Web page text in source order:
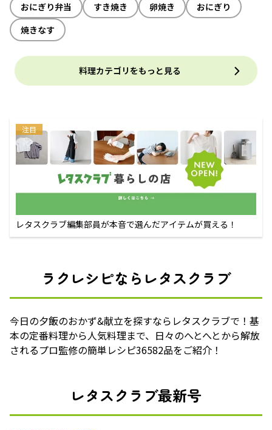
おにぎり弁当
すき焼き 卵焼き
おにぎり
焼きなす
料理カテゴリをもっと見る
注目
レタスクラブ編集部員が本音で選んだアイテムが買える！
ラクレシピならレタスクラブ
今日の夕飯のおかず&献立を探すならレタスクラブで！基
本の定番料理から人気料理まで、日々のへとへとから解放
されるプロ監修の簡単レシピ36582品をご紹介！
レタスクラブ最新号